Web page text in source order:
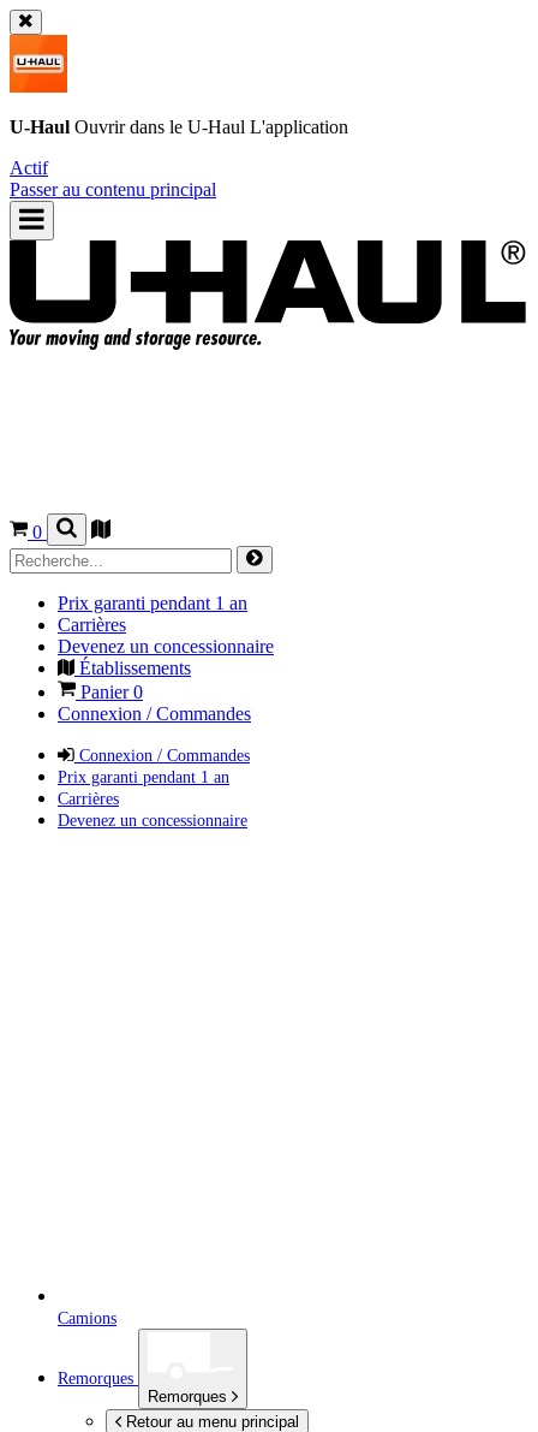
U-Haul Ouvrir dans le U-Haul L'application
Actif
Passer au contenu principal
0
Prix garanti pendant 1 an
Carrières
Devenez un concessionnaire
Établissements
Panier0
Connexion / Commandes
Connexion / Commandes
Prix garanti pendant 1 an
Carrières
Devenez un concessionnaire
Camions
Remorques
Remorques
Retour au menu principal